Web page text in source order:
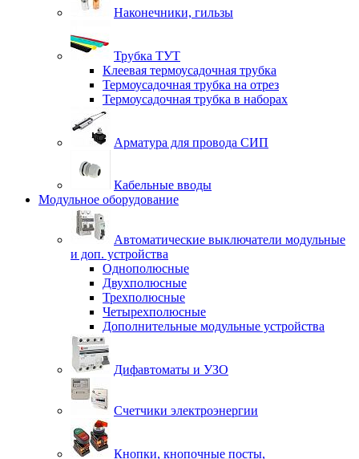
Наконечники, гильзы
Трубка ТУТ
Клеевая термоусадочная трубка
Термоусадочная трубка на отрез
Термоусадочная трубка в наборах
Арматура для провода СИП
Кабельные вводы
Модульное оборудование
Автоматические выключатели модульные
и доп. устройства
Однополюсные
Двухполюсные
Трехполюсные
Четырехполюсные
Дополнительные модульные устройства
Дифавтоматы и УЗО
Счетчики электроэнергии
Кнопки, кнопочные посты,